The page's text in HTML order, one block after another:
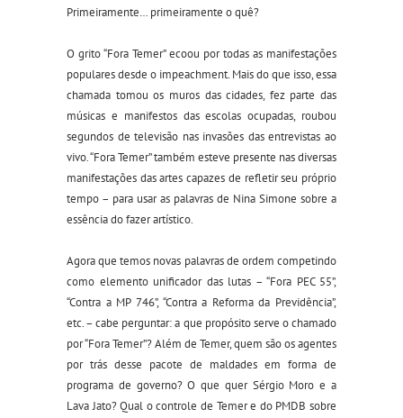
Primeiramente… primeiramente o quê?
O grito “Fora Temer” ecoou por todas as manifestações
populares desde o impeachment. Mais do que isso, essa
chamada tomou os muros das cidades, fez parte das
músicas e manifestos das escolas ocupadas, roubou
segundos de televisão nas invasões das entrevistas ao
vivo. “Fora Temer” também esteve presente nas diversas
manifestações das artes capazes de refletir seu próprio
tempo – para usar as palavras de Nina Simone sobre a
essência do fazer artístico.
Agora que temos novas palavras de ordem competindo
como elemento unificador das lutas – “Fora PEC 55”,
“Contra a MP 746”, “Contra a Reforma da Previdência”,
etc. – cabe perguntar: a que propósito serve o chamado
por “Fora Temer”? Além de Temer, quem são os agentes
por trás desse pacote de maldades em forma de
programa de governo? O que quer Sérgio Moro e a
Lava Jato? Qual o controle de Temer e do PMDB sobre